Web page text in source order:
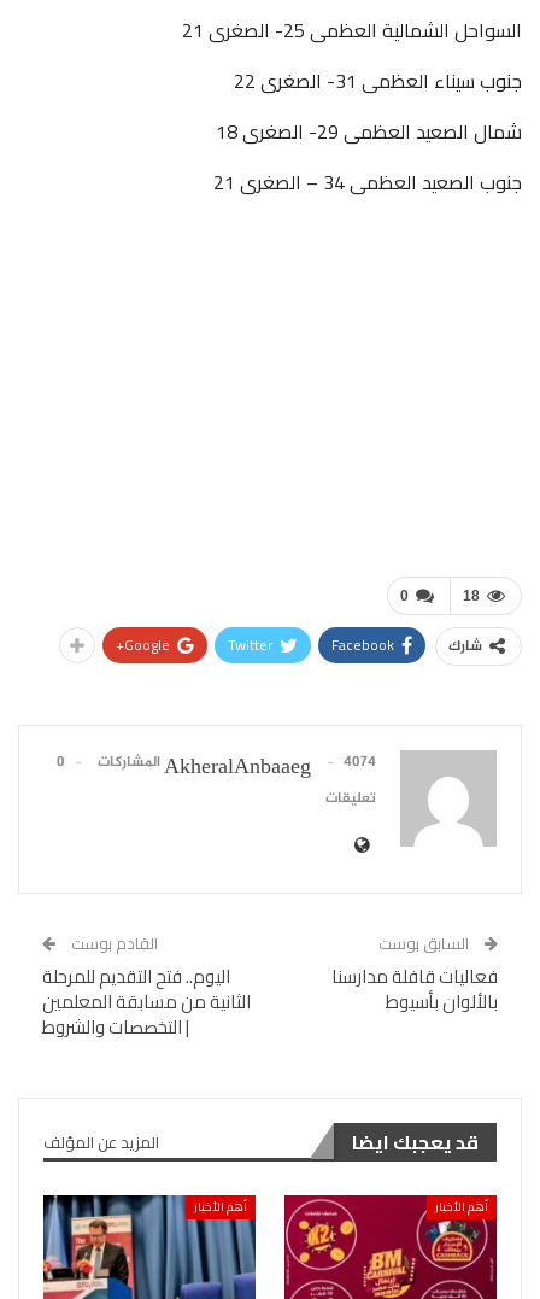
السواحل الشمالية العظمى 25- الصغرى 21
جنوب سيناء العظمى 31- الصغرى 22
شمال الصعيد العظمى 29- الصغرى 18
جنوب الصعيد العظمى 34 – الصغرى 21
0 18
شارك Facebook
Twitter
Google+
AkheralAnbaaeg 4074 المشاركات
0
تعليقات
السابق بوست
فعاليات قافلة مدارسنا
بالألوان بأسيوط
القادم بوست
اليوم.. فتح التقديم للمرحلة
الثانية من مسابقة المعلمين
| التخصصات والشروط
قد يعجبك ايضا المزيد عن المؤلف
أهم الأخبار أهم الأخبار